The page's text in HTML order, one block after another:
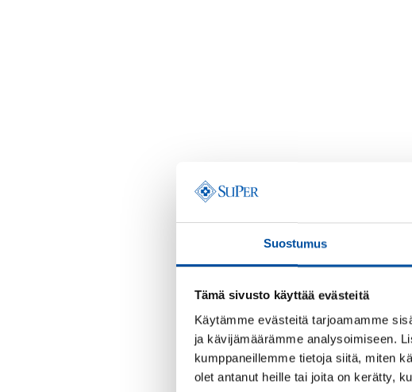
Suostumus
Tämä sivusto käyttää evästeitä
Käytämme evästeitä tarjoamamme
ja kävijämäärämme analysoimiseen.
kumppaneillemme tietoja siitä, miten
olet antanut heille tai joita on kerätty,